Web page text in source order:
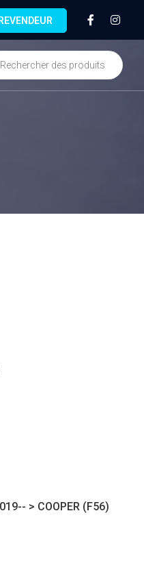
> COOPER (F56)